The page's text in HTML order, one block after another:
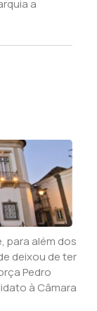
a
para além dos
deixou de ter
Pedro
à Câmara